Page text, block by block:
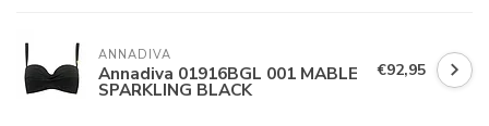
ANNADIVA
Annadiva 01916BGL 001 MABLE
SPARKLING BLACK
€92,95